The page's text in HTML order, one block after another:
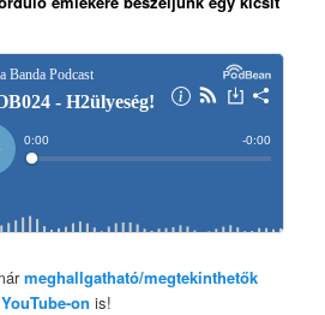
meghallgatható/megtekinthetők
YouTube-on is!